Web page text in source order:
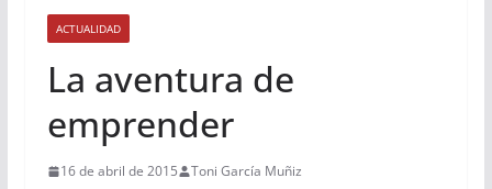
ACTUALIDAD
La aventura de
emprender
16 de abril de 2015 Toni García Muñiz